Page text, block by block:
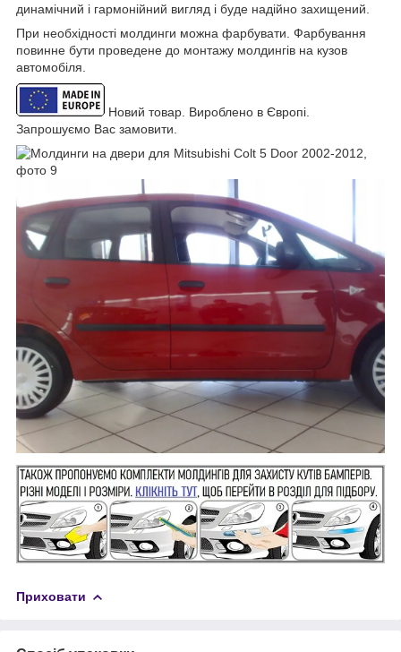
динамічний і гармонійний вигляд і буде надійно захищений.
При необхідності молдинги можна фарбувати. Фарбування
повинне бути проведене до монтажу молдингів на кузов
автомобіля.
Новий товар. Вироблено в Європі.
Запрошуємо Вас замовити.
Приховати